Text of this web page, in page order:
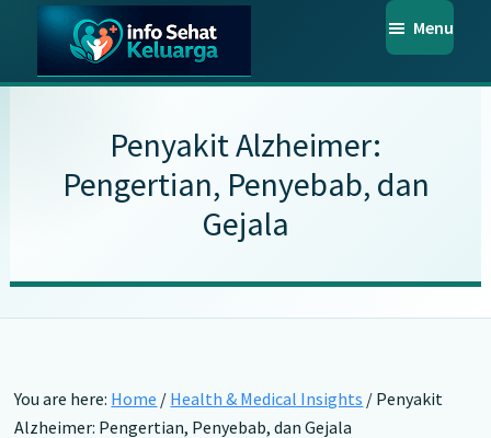
main
primary
footerInfo
Keluarga
Temukan
Informasi
Kesehatan
Keluarga
Menu
Penyakit Alzheimer:
Pengertian, Penyebab, dan
Gejala
You are here: Home / Health & Medical Insights / Penyakit
Alzheimer: Pengertian, Penyebab, dan Gejala